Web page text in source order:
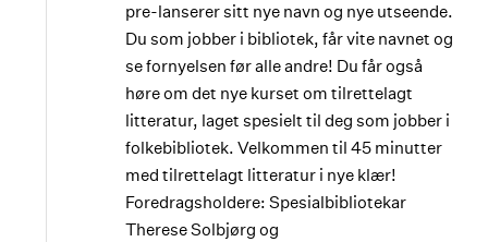
pre-lanserer sitt nye navn og nye utseende.
Du som jobber i bibliotek, får vite navnet og
se fornyelsen før alle andre! Du får også
høre om det nye kurset om tilrettelagt
litteratur, laget spesielt til deg som jobber i
folkebibliotek. Velkommen til 45 minutter
med tilrettelagt litteratur i nye klær!
Foredragsholdere: Spesialbibliotekar
Therese Solbjørg og